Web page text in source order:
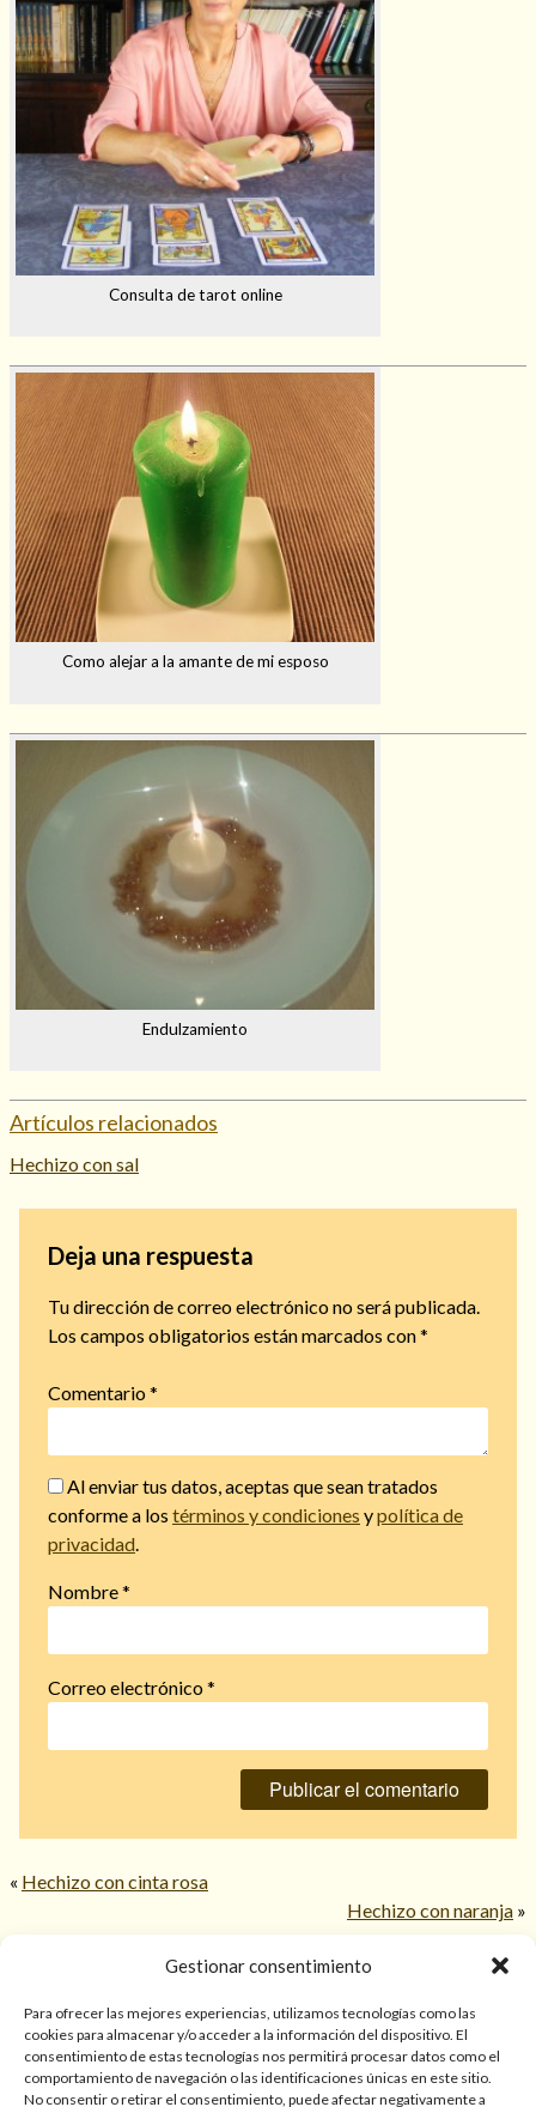
Gestionar consentimiento
Para ofrecer las mejores experiencias, utilizamos tecnologías como las
cookies para almacenar y/o acceder a la información del dispositivo. El
consentimiento de estas tecnologías nos permitirá procesar datos como el
comportamiento de navegación o las identificaciones únicas en este sitio.
No consentir o retirar el consentimiento, puede afectar negativamente a
Consulta de tarot online
Como alejar a la amante de mi esposo
Endulzamiento
Artículos relacionados
Hechizo con sal
Deja una respuesta
Tu dirección de correo electrónico no será publicada.
Los campos obligatorios están marcados con*
Comentario*
Al enviar tus datos, aceptas que sean tratados
conforme a los términos y condiciones ypolítica de
privacidad
Nombre*
Correo electrónico*
« Hechizo con cinta rosa
Hechizo con naranja »
Sólo para mayores de 18 años. Las lecturas de cartas, hechizos,
amarres, endulzamientos, videncias y predicciones tienen